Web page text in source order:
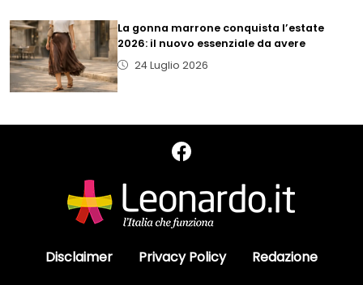
La gonna marrone conquista l’estate
2026: il nuovo essenziale da avere
24 Luglio 2026
Disclaimer Privacy Policy Redazione